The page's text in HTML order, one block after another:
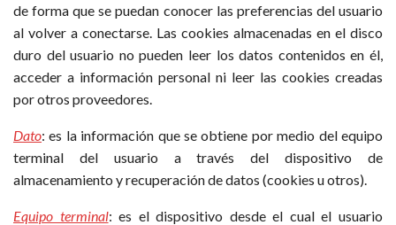
de forma que se puedan conocer las preferencias del usuario
al volver a conectarse. Las cookies almacenadas en el disco
duro del usuario no pueden leer los datos contenidos en él,
acceder a información personal ni leer las cookies creadas
por otros proveedores.
Dato: es la información que se obtiene por medio del equipo
terminal del usuario a través del dispositivo de
almacenamiento y recuperación de datos (cookies u otros).
Equipo terminal: es el dispositivo desde el cual el usuario